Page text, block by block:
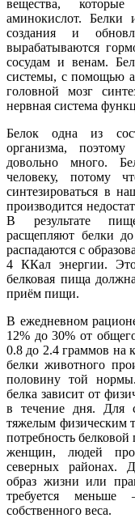
вещества,
аминокислот. Белки
создания и
вырабатываются
сосудам и венам.
системы, с помощью
головной мозг
нервная система
Белок одна из
организма,
довольно много.
человеку, потому
синтезироваться в
производится
В результате
расщепляют белки
распадаются с
4 ККал энергии.
белковая пища
приём пищи.
В ежедневном
12% до 30% от
0.8 до 2.4 граммов на
белки животного
половину той
белка зависит от
в течение дня. Для
тяжелым физическим
потребность
женщин, людей
северных районах.
образ жизни или
требуется
собственного веса.